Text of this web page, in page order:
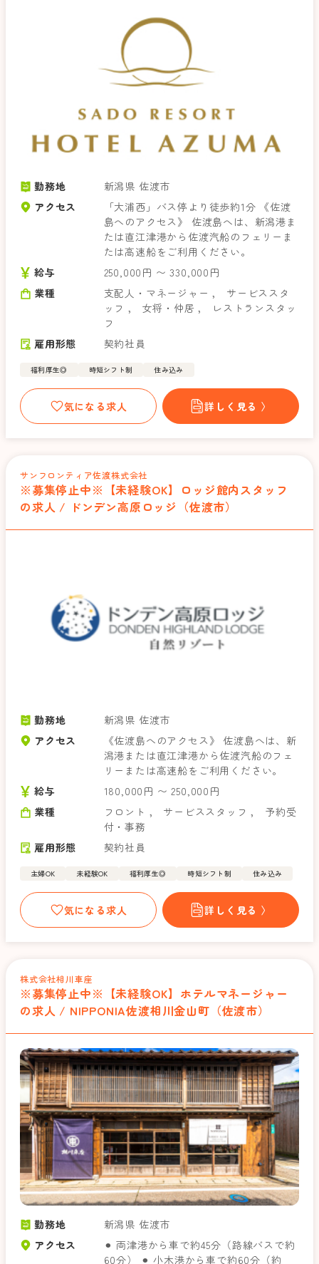
勤務地
新潟県 佐渡市
アクセス
「大浦西」バス停より徒歩約1分 《佐渡
島へのアクセス》 佐渡島へは、新潟港ま
たは直江津港から佐渡汽船のフェリーま
たは高速船をご利用ください。
給与
250,000円 〜 330,000円
業種
支配人・マネージャー，
サービススタ
ッフ ， 女将・仲居，
レストランスタッ
フ
雇用形態
契約社員
福利厚生◎ 時短シフト制 住み込み
気になる求人 詳しく見る 〉
サンフロンティア佐渡株式会社
※募集停止中※【未経験OK】ロッジ館内スタッフ
の求人 / ドンデン高原ロッジ（佐渡市）
勤務地
新潟県 佐渡市
アクセス
《佐渡島へのアクセス》 佐渡島へは、新
潟港または直江津港から佐渡汽船のフェ
リーまたは高速船をご利用ください。
給与
180,000円 〜 250,000円
業種
フロント ， サービススタッフ，
予約受
付・事務
雇用形態
契約社員
主婦OK 未経験OK 福利厚生◎ 時短シフト制 住み込み
気になる求人 詳しく見る 〉
株式会社相川車座
※募集停止中※【未経験OK】ホテルマネージャー
の求人 / NIPPONIA佐渡相川金山町（佐渡市）
勤務地
新潟県 佐渡市
アクセス
⚫︎ 両津港から車で約45分（路線バスで約
60分） ⚫︎ 小木港から車で約60分（約